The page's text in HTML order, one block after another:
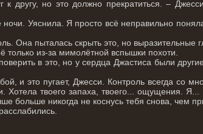
другу, но это должно прекратиться. –
Уяснила. Я просто всё неправильно
Она пыталась скрыть это, но выразительные
только из-за мимолётной вспышки похоти.
в это, но у сердца Джастиса были
и это пугает, Джесси. Контроль всегда со
Хотела твоего запаха, твоего... ощущения.
больше никогда не коснусь тебя снова, чем